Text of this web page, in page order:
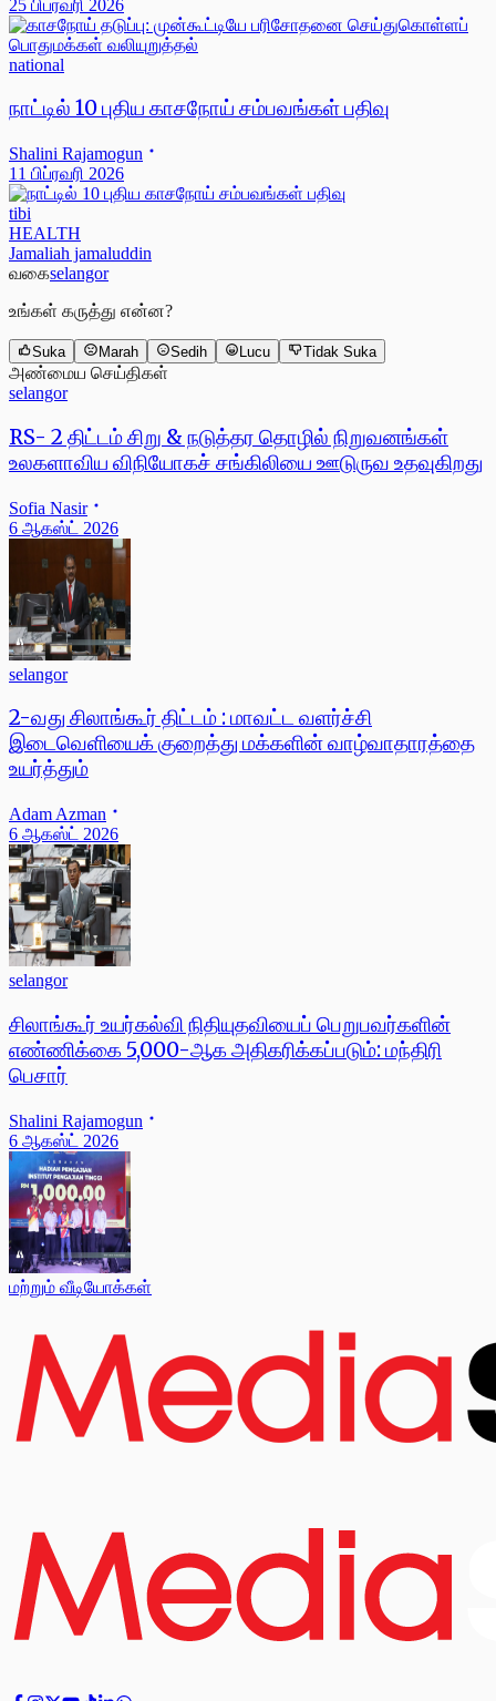
25 பிப்ரவரி 2026
national
நாட்டில் 10 புதிய காசநோய் சம்பவங்கள் பதிவு
Shalini Rajamogun
11 பிப்ரவரி 2026
tibi
HEALTH
Jamaliah jamaluddin
வகைselangor
உங்கள் கருத்து என்ன?
Suka Marah Sedih Lucu Tidak Suka
அண்மைய செய்திகள்
selangor
RS- 2 திட்டம் சிறு & நடுத்தர தொழில் நிறுவனங்கள்
உலகளாவிய விநியோகச் சங்கிலியை ஊடுருவ உதவுகிறது
Sofia Nasir
6 ஆகஸ்ட் 2026
selangor
2-வது சிலாங்கூர் திட்டம் : மாவட்ட வளர்ச்சி
இடைவெளியைக் குறைத்து மக்களின் வாழ்வாதாரத்தை
உயர்த்தும்
Adam Azman
6 ஆகஸ்ட் 2026
selangor
சிலாங்கூர் உயர்கல்வி நிதியுதவியைப் பெறுபவர்களின்
எண்ணிக்கை 5,000-ஆக அதிகரிக்கப்படும்: மந்திரி
பெசார்
Shalini Rajamogun
6 ஆகஸ்ட் 2026
மற்றும் வீடியோக்கள்